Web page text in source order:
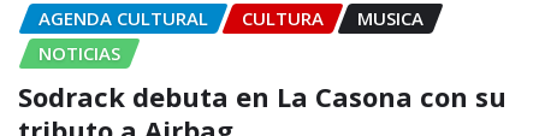
AGENDA CULTURAL CULTURA
MUSICA
NOTICIAS
Sodrack debuta en La Casona con su